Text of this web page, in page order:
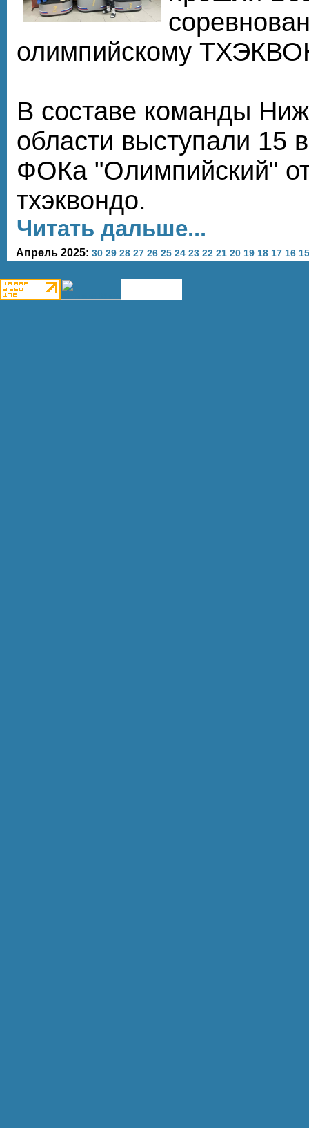
олимпийскому
В составе команды
области выступали 15
ФОКа "Олимпийский"
тхэквондо.
Читать дальше...
Апрель 2025: 30 29 28 27 26 25 24 23 22 21 20 19 18 17 16 15